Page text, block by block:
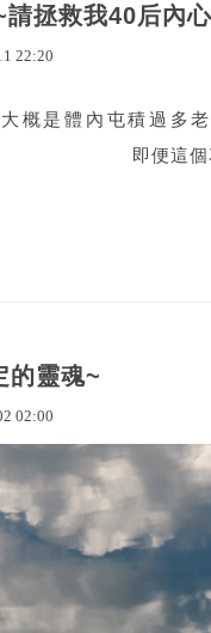
請拯救我40后內
22:20
大概是體內屯積過
這個花園它
的靈魂~
02:00